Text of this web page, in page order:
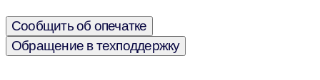
Сообщить об опечатке
Обращение в техподдержку